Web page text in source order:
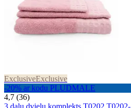
ExclusiveExclusive
-20% ar kodu PLUDMALE
4,7 (36)
3 daļu dvieļu komplekts T0202 T0202-